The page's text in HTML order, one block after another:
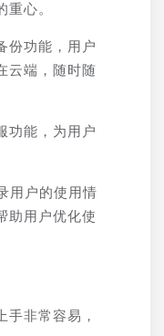
心。
份功能，用户
云端，随时随
功能，为用户
用户的使用情
助用户优化使
手非常容易，